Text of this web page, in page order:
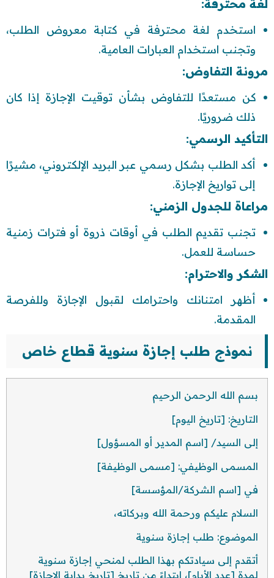
لغة محترفة:
استخدم لغة محترفة في كتابة معروض الطلب،
وتجنب استخدام العبارات العامية.
مرونة التفاوض:
كن مستعدًا للتفاوض بشأن توقيت الإجازة إذا كان
ذلك ضروريًا.
التأكيد الرسمي:
أكد الطلب بشكل رسمي عبر البريد الإلكتروني، مشيرًا
إلى تواريخ الإجازة.
مراعاة للجدول الزمني:
تجنب تقديم الطلب في أوقات ذروة أو فترات زمنية
حساسة للعمل.
الشكر والاحترام:
أظهر امتنانك واحترامك لقبول الإجازة وللفرصة
المقدمة.
نموذج طلب إجازة سنوية قطاع خاص
بسم الله الرحمن الرحيم
التاريخ: [تاريخ اليوم]
إلى السيد/ [اسم المدير أو المسؤول]
المسمى الوظيفي: [مسمى الوظيفة]
في [اسم الشركة/المؤسسة]
السلام عليكم ورحمة الله وبركاته،
الموضوع: طلب إجازة سنوية
أتقدم إلى سيادتكم بهذا الطلب لمنحي إجازة سنوية
لمدة [عدد الأيام]، ابتداءً من تاريخ [تاريخ بداية الإجازة]